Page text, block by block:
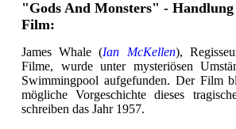
"Gods And Monsters" -
Film:
James Whale (Ian McKellen),
Filme, wurde unter mysteriösen
Swimmingpool aufgefunden. Der Film
mögliche Vorgeschichte dieses
schreiben das Jahr 1957.